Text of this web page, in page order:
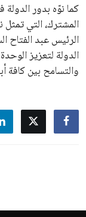
كما نوّه بدور
المشترك، التي
الرئيس عبد
الدولة لتعزيز
والتسامح بين كافة